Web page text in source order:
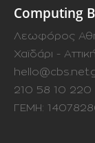
Computing
Λεωφόρος
Χαϊδάρι -
210 58 10 220
ΓΕΜΗ: